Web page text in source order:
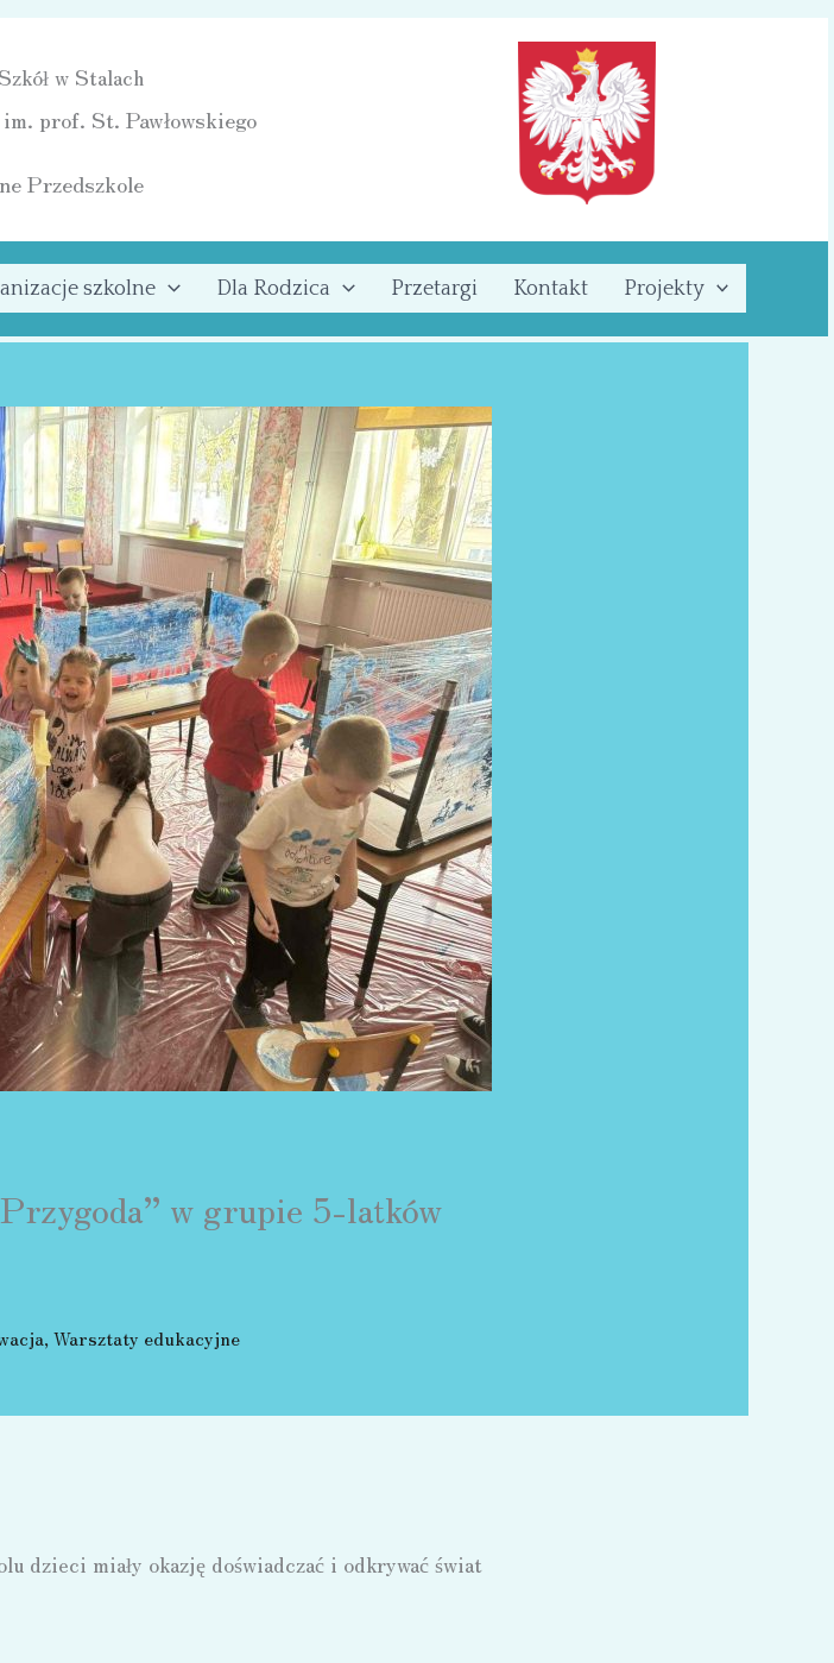
w Stalach
im. prof. St. Pawłowskiego
Przedszkole
szkolne Dla Rodzica Przetargi Kontakt Projekty
w grupie 5-latków
, Warsztaty edukacyjne
dzieci miały okazję doświadczać i odkrywać świat